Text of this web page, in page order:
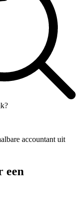
accountant uit
een